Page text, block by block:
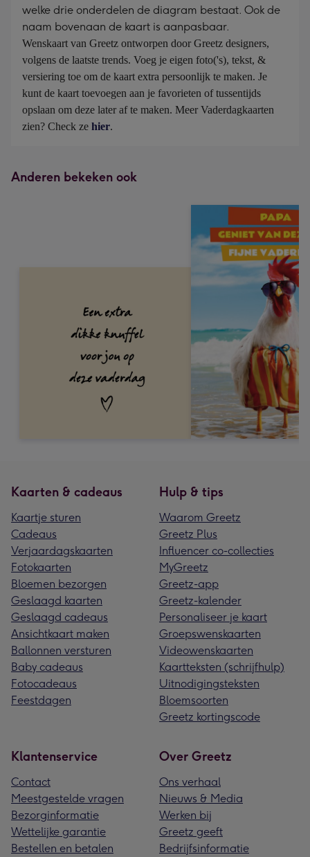
welke drie onderdelen de diagram bestaat. Ook de
naam bovenaan de kaart is aanpasbaar.
Wenskaart van Greetz ontworpen door Greetz designers,
volgens de laatste trends. Voeg je eigen foto('s), tekst, &
versiering toe om de kaart extra persoonlijk te maken. Je
kunt de kaart toevoegen aan je favorieten of tussentijds
opslaan om deze later af te maken. Meer Vaderdagkaarten
zien? Check ze hier.
Anderen bekeken ook
Kaarten & cadeaus
Kaartje sturen
Cadeaus
Verjaardagskaarten
Fotokaarten
Bloemen bezorgen
Geslaagd kaarten
Geslaagd cadeaus
Ansichtkaart maken
Ballonnen versturen
Baby cadeaus
Fotocadeaus
Feestdagen
Hulp & tips
Waarom Greetz
Greetz Plus
Influencer co-collecties
MyGreetz
Greetz-app
Greetz-kalender
Personaliseer je kaart
Groepswenskaarten
Videowenskaarten
Kaartteksten (schrijfhulp)
Uitnodigingsteksten
Bloemsoorten
Greetz kortingscode
Klantenservice
Contact
Meestgestelde vragen
Bezorginformatie
Wettelijke garantie
Bestellen en betalen
Over Greetz
Ons verhaal
Nieuws & Media
Werken bij
Greetz geeft
Bedrijfsinformatie